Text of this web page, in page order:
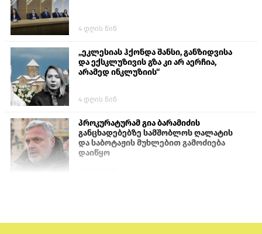
4 დღის წინ
„ეკლესიას ჰქონდა შანსი, განზიდვისა
და ექსკლუზივის გზა კი არ აერჩია,
არამედ ინკლუზიის“
4 დღის წინ
პროკურატურამ გია ბარამიძის
განცხადებებზე სამშობლოს ღალატის
და საბოტაჟის მუხლებით გამოძიება
დაიწყო